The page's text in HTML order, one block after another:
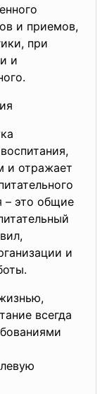
и приемов,
при
и
и отражает
– это общие
и
всегда